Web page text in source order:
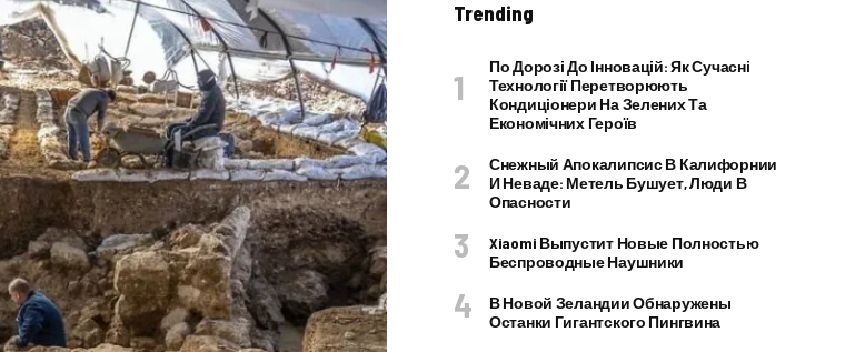
Trending
По Дорозі До Інновацій: Як Сучасні
Технології Перетворюють
Кондиціонери На Зелених Та
Економічних Героїв
Снежный Апокалипсис В Калифорнии
И Неваде: Метель Бушует, Люди В
Опасности
Xiaomi Выпустит Новые Полностью
Беспроводные Наушники
В Новой Зеландии Обнаружены
Останки Гигантского Пингвина